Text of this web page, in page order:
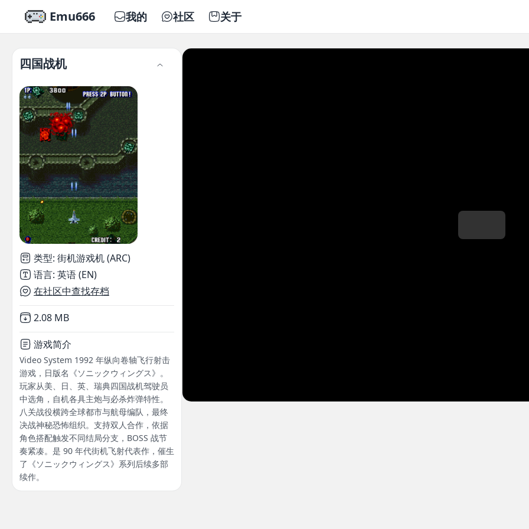
Emu666 我的 社区 关于
四国战机
类型: 街机游戏机 (ARC)
语言: 英语 (EN)
在社区中查找存档
Not downloaded
2.08 MB
游戏简介
Video System 1992 年纵向卷轴飞行射击
游戏，日版名《ソニックウィングス》。
玩家从美、日、英、瑞典四国战机驾驶员
中选角，自机各具主炮与必杀炸弹特性。
八关战役横跨全球都市与航母编队，最终
决战神秘恐怖组织。支持双人合作，依据
角色搭配触发不同结局分支，BOSS 战节
奏紧凑。是 90 年代街机飞射代表作，催生
了《ソニックウィングス》系列后续多部
续作。